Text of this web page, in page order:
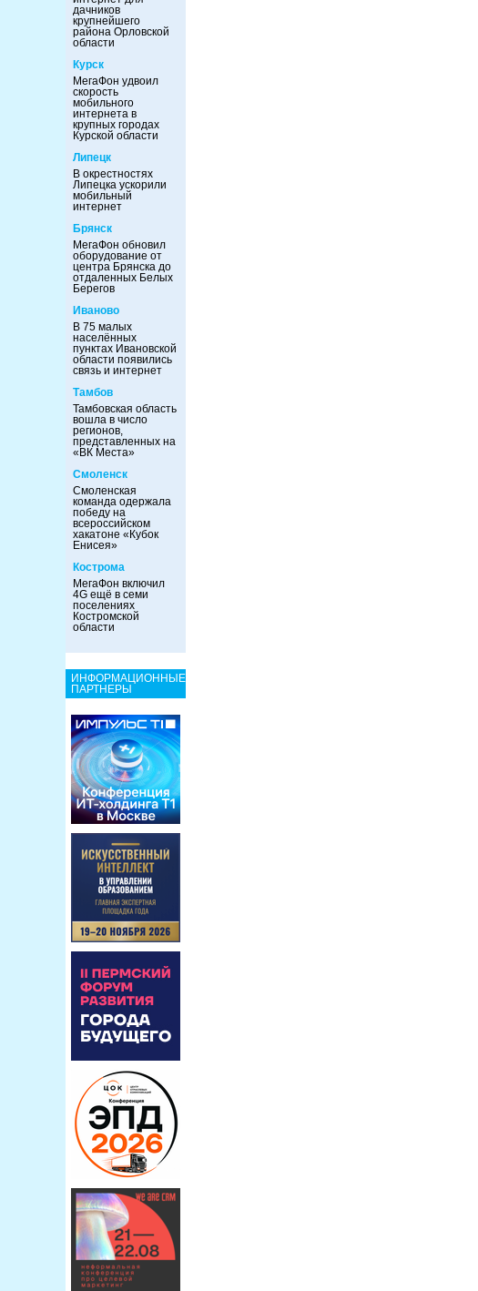
дачников
крупнейшего
района Орловской
области
Курск
МегаФон удвоил
скорость
мобильного
интернета в
крупных городах
Курской области
Липецк
В окрестностях
Липецка ускорили
мобильный
интернет
Брянск
МегаФон обновил
оборудование от
центра Брянска до
отдаленных Белых
Берегов
Иваново
В 75 малых
населённых
пунктах Ивановской
области появились
связь и интернет
Тамбов
Тамбовская область
вошла в число
регионов,
представленных на
«ВК Места»
Смоленск
Смоленская
команда одержала
победу на
всероссийском
хакатоне «Кубок
Енисея»
Кострома
МегаФон включил
4G ещё в семи
поселениях
Костромской
области
ИНФОРМАЦИОННЫЕ
ПАРТНЕРЫ